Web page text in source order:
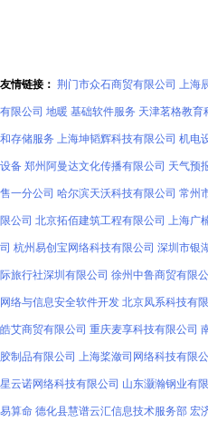
友情链接： 荆门市众石商贸有限公司 上海
有限公司 地暖 基础软件服务 天津茗格教育
和存储服务 上海坤韬辉科技有限公司 机电
设备 郑州阿曼达文化传播有限公司 天气预
售一分公司 哈尔滨天沃科技有限公司 常州
限公司 北京拓佰建筑工程有限公司 上海广
司 杭州易创宝网络科技有限公司 深圳市银
际旅行社深圳有限公司 徐州中鲁商贸有限
网络与信息安全软件开发 北京凤系科技有
皓艾商贸有限公司 重庆麦享科技有限公司
胶制品有限公司 上海桨潋司网络科技有限
星云诺网络科技有限公司 山东灏瀚钢业有
易算命 德化县慧谱云汇信息技术服务部 宏